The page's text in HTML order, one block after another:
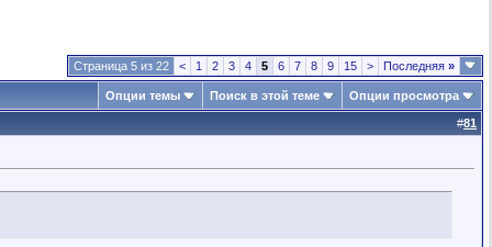
Страница 5 из 22 < 1 2 3 4 5 6 7 8 9 15 > Последняя »
Опции темы Поиск в этой теме Опции просмотра
#81